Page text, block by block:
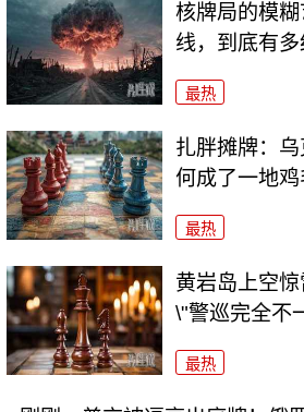
核牌局的模
线，到底有多
最热
扎胖摊牌：
何成了一地鸡
最热
黄岩岛上空
\"警巡完全不
最热